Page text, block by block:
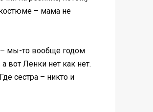
– мама не
– мы-то вообще годом
вот Ленки нет как нет.
сестра – никто и